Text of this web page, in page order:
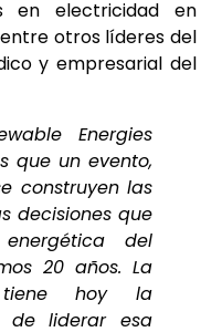
en electricidad en
entre otros líderes del
y empresarial del
Energies
que un evento,
construyen las
decisiones que
del
20 años. La
tiene hoy la
de liderar esa